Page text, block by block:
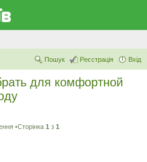
Вхід
Реєстрація
Пошук
для комфортной
•Сторінка 1 з 1